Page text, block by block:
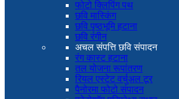
फोटो क्लिपिंग पथ
छवि मास्किंग
छवि पृष्ठभूमि हटाना
छवि रंगीन
अचल संपत्ति छवि संपादन
रंग कास्ट हटाना
तल योजना रूपांतरण
रियल एस्टेट वर्चुअल टूर
पैनोरमा फोटो संपादन